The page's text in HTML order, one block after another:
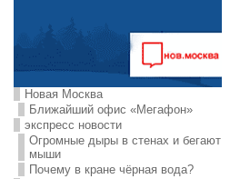
Новая Москва
Ближайший офис «Мегафон»
экспресс новости
Огромные дыры в стенах и бегают
мыши
Почему в кране чёрная вода?